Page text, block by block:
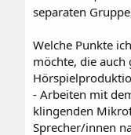
separaten
Welche Punkte
möchte, die auch
- Arbeiten mit
klingenden
Sprecher/innen